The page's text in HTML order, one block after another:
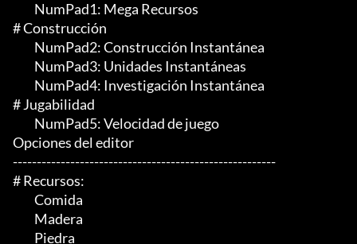
# Construcción
# Jugabilidad
Opciones del editor
-------------------------------------------------------
# Recursos: